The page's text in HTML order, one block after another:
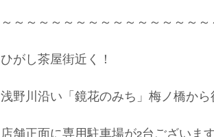
～～～～～～～～～～～～～～～～～
ひがし茶屋街近く！
浅野川沿い「鏡花のみち」梅ノ橋から
店舗正面に専用駐車場が2台ございま